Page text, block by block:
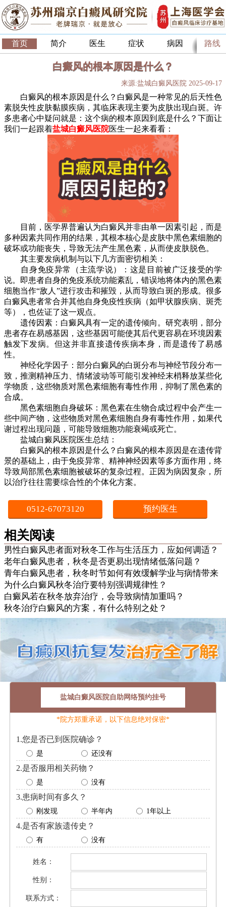
首页 简介 医生 症状 病因 路线
白癜风的根本原因是什么？
来源:盐城白癜风医院 2025-09-17
白癜风的根本原因是什么？白癜风是一种常见的后天性色
素脱失性皮肤黏膜疾病，其临床表现主要为皮肤出现白斑。许
多患者心中疑问就是：这个病的根本原因到底是什么？下面让
我们一起跟着盐城白癜风医院医生一起来看看：
目前，医学界普遍认为白癜风并非由单一因素引起，而是
多种因素共同作用的结果，其根本核心是皮肤中黑色素细胞的
破坏或功能丧失，导致无法产生黑色素，从而使皮肤脱色。
其主要发病机制与以下几方面密切相关：
自身免疫异常（主流学说）：这是目前被广泛接受的学
说。即患者自身的免疫系统功能紊乱，错误地将体内的黑色素
细胞当作“敌人”进行攻击和摧毁，从而导致白斑的形成。很多
白癜风患者常合并其他自身免疫性疾病（如甲状腺疾病、斑秃
等），也佐证了这一观点。
遗传因素：白癜风具有一定的遗传倾向。研究表明，部分
患者存在易感基因，这些基因可能使其后代更容易在环境因素
触发下发病。但这并非直接遗传疾病本身，而是遗传了易感
性。
神经化学因子：部分白癜风的白斑分布与神经节段分布一
致，推测精神压力、情绪波动等可能引发神经末梢释放某些化
学物质，这些物质对黑色素细胞有毒性作用，抑制了黑色素的
合成。
黑色素细胞自身破坏：黑色素在生物合成过程中会产生一
些中间产物，这些物质对黑色素细胞自身有毒性作用，如果代
谢过程出现问题，可能导致细胞功能衰竭或死亡。
盐城白癜风医院医生总结：
白癜风的根本原因是什么？白癜风的根本原因是在遗传背
景的基础上，由于免疫异常、精神神经因素等多方面作用，终
导致局部黑色素细胞被破坏的复杂过程。正因为病因复杂，所
以治疗往往需要综合性的个体化方案。
0512-67073120 预约医生
相关阅读
男性白癜风患者面对秋冬工作与生活压力，应如何调适？
老年白癜风患者，秋冬是否更易出现情绪低落问题？
青年白癜风患者，秋冬时节如何有效缓解学业与病情带来
为什么白癜风秋冬治疗要特别强调规律性？
白癜风若在秋冬放弃治疗，会导致病情加重吗？
秋冬治疗白癜风的方案，有什么特别之处？
盐城白癜风医院自助网络预约挂号
*院方郑重承诺，以下信息绝对保密*
1.您是否已到医院确诊？
是 还没有
2.是否服用相关药物？
是 没有
3.患病时间有多久？
刚发现 半年内 1年以上
4.是否有家族遗传史？
有 没有
姓名：
性别：
联系方式：